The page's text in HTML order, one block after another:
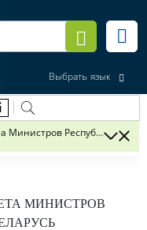
Выбрать язык
Министров Республики
МИНИСТРОВ